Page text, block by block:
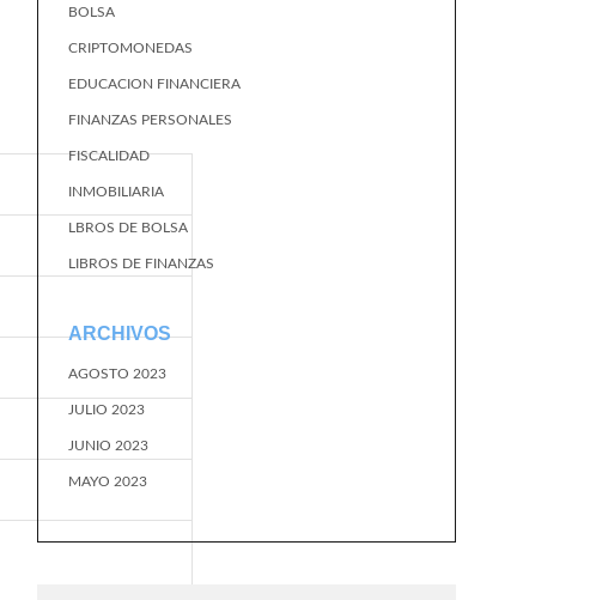
BOLSA
CRIPTOMONEDAS
EDUCACION FINANCIERA
FINANZAS PERSONALES
FISCALIDAD
INMOBILIARIA
LBROS DE BOLSA
LIBROS DE FINANZAS
ARCHIVOS
AGOSTO 2023
JULIO 2023
JUNIO 2023
MAYO 2023